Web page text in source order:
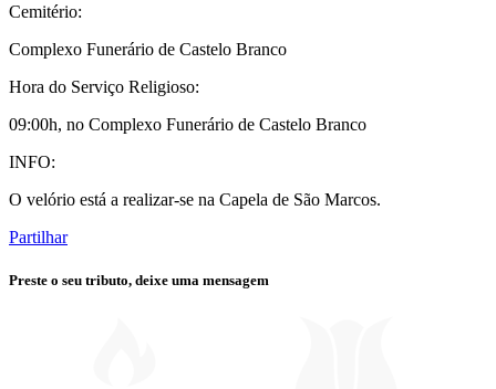
Cemitério:
Complexo Funerário de Castelo Branco
Hora do Serviço Religioso:
09:00h, no Complexo Funerário de Castelo Branco
INFO:
O velório está a realizar-se na Capela de São Marcos.
Partilhar
Preste o seu tributo, deixe uma mensagem